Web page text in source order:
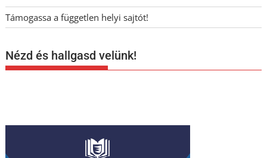
Támogassa a független helyi sajtót!
Nézd és hallgasd velünk!